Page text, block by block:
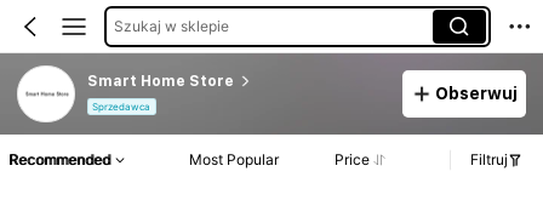
Szukaj w sklepie
Smart Home Store
Sprzedawca
Obserwuj
Recommended Most Popular Price Filtruj